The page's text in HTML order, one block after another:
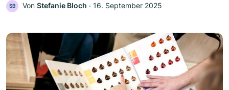
SB Von Stefanie Bloch ‧ 16. September 2025